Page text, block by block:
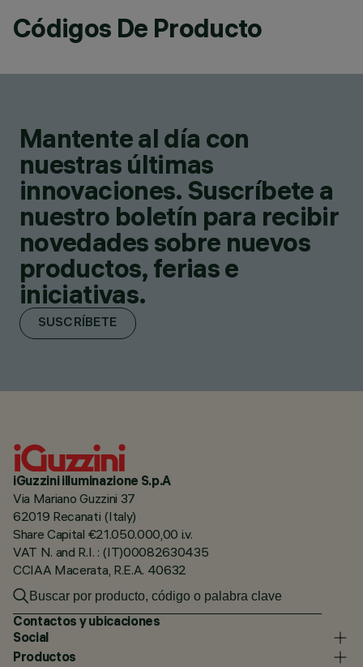
Códigos De Producto
Mantente al día con
nuestras últimas
innovaciones. Suscríbete a
nuestro boletín para recibir
novedades sobre nuevos
productos, ferias e
iniciativas.
SUSCRÍBETE
iGuzzini illuminazione S.p.A
Via Mariano Guzzini 37
62019 Recanati (Italy)
Share Capital €21.050.000,00 i.v.
VAT N. and R.I. : (IT)00082630435
CCIAA Macerata, R.E.A. 40632
Contactos y ubicaciones
Social
Productos